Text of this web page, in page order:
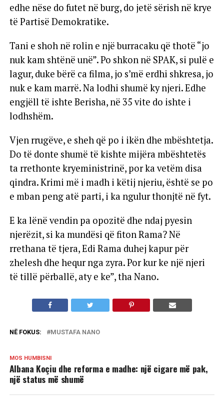
edhe nëse do futet në burg, do jetë sërish në krye
të Partisë Demokratike.
Tani e shoh në rolin e një burracaku që thotë “jo
nuk kam shtënë unë”. Po shkon në SPAK, si pulë e
lagur, duke bërë ca filma, jo s’më erdhi shkresa, jo
nuk e kam marrë. Na lodhi shumë ky njeri. Edhe
engjëll të ishte Berisha, në 35 vite do ishte i
lodhshëm.
Vjen rrugëve, e sheh që po i ikën dhe mbështetja.
Do të donte shumë të kishte mijëra mbështetës
ta rrethonte kryeministrinë, por ka vetëm disa
qindra. Krimi më i madh i këtij njeriu, është se po
e mban peng atë parti, i ka ngulur thonjtë në fyt.
E ka lënë vendin pa opozitë dhe ndaj pyesin
njerëzit, si ka mundësi që fiton Rama? Në
rrethana të tjera, Edi Rama duhej kapur për
zhelesh dhe hequr nga zyra. Por kur ke një njeri
të tillë përballë, aty e ke”, tha Nano.
NË FOKUS: MUSTAFA NANO
MOS HUMBISNI
Albana Koçiu dhe reforma e madhe: një cigare më pak,
një status më shumë